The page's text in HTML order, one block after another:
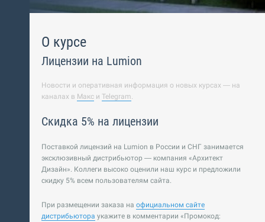
О курсе
Лицензии на Lumion
Новости и оперативная информация о новых курсах — на
каналах в Макс и Telegram.
Скидка 5% на лицензии
Поставкой лицензий на Lumion в России и СНГ занимается
эксклюзивный дистрибьютор — компания «Архитект
Дизайн». Коллеги высоко оценили наш курс и предложили
скидку 5% всем пользователям сайта.
При размещении заказа на официальном сайте
дистрибьютора укажите в комментарии «Промокод: